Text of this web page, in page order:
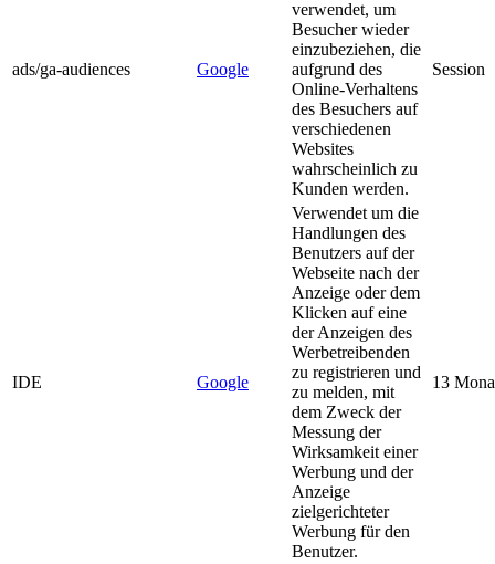
ads/ga-audiences Google
verwendet, um
Besucher wieder
einzubeziehen, die
aufgrund des
Online-Verhaltens
des Besuchers auf
verschiedenen
Websites
wahrscheinlich zu
Kunden werden.
Session
IDE Google
Verwendet um die
Handlungen des
Benutzers auf der
Webseite nach der
Anzeige oder dem
Klicken auf eine
der Anzeigen des
Werbetreibenden
zu registrieren und
zu melden, mit
dem Zweck der
Messung der
Wirksamkeit einer
Werbung und der
Anzeige
zielgerichteter
Werbung für den
Benutzer.
13